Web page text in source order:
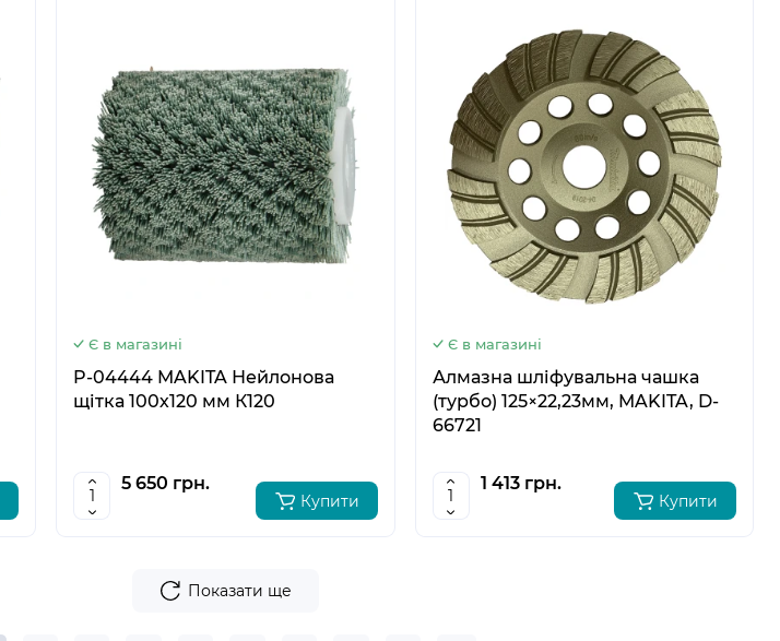
Є в магазині
P-04444 MAKITA Нейлонова
щітка 100х120 мм К120
5 650 грн.
Купити
Є в магазині
Алмазна шліфувальна чашка
(турбо) 125×22,23мм, MAKITA, D-
66721
1 413 грн.
Купити
Показати ще